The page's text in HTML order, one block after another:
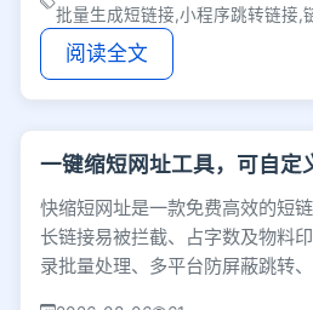
批量生成短链接,小程序跳转链接,
阅读全文
一键缩短网址工具，可自定
快缩短网址是一款免费高效的短
长链接易被拦截、占字数及物料
录批量处理、多平台防屏蔽跳转